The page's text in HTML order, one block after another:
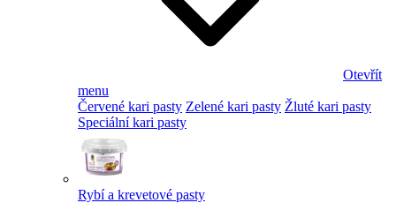
Otevřít
menu
Červené kari pasty Zelené kari pasty Žluté kari pasty
Speciální kari pasty
Rybí a krevetové pasty